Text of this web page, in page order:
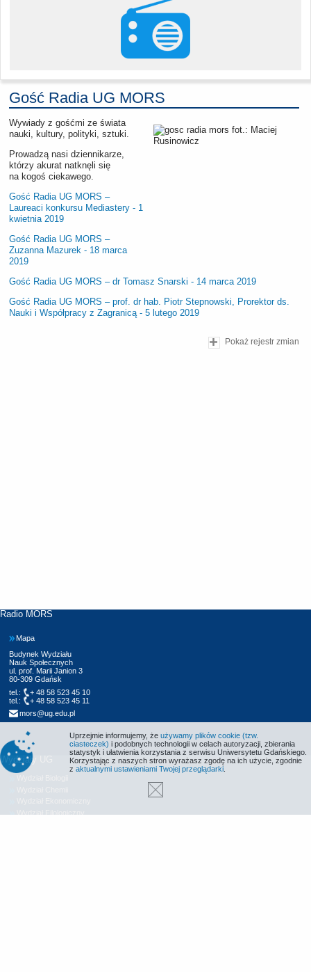
Gość Radia UG MORS
Wywiady z gośćmi ze świata
nauki, kultury, polityki, sztuki.
Prowadzą nasi dziennikarze,
którzy akurat natknęli się
na kogoś ciekawego.
Gość Radia UG MORS –
Laureaci konkursu Mediastery - 1
kwietnia 2019
Gość Radia UG MORS –
Zuzanna Mazurek - 18 marca
2019
Gość Radia UG MORS – dr Tomasz Snarski - 14 marca 2019
Gość Radia UG MORS – prof. dr hab. Piotr Stepnowski, Prorektor ds.
Nauki i Współpracy z Zagranicą - 5 lutego 2019
Pokaż rejestr zmian
Radio MORS
Mapa
Budynek Wydziału
Nauk Społecznych
ul. prof. Marii Janion 3
80-309 Gdańsk
tel.:
+ 48 58 523 45 10
tel.:
+ 48 58 523 45 11
mors@ug.edu.pl
Wydziały UG
Uprzejmie informujemy, że używamy plików cookie (tzw.
ciasteczek) i podobnych technologii w celach autoryzacji, zbierania
statystyk i ułatwienia korzystania z serwisu Uniwersytetu Gdańskiego.
Korzystając z naszych stron wyrażasz zgodę na ich użycie, zgodnie
z aktualnymi ustawieniami Twojej przeglądarki